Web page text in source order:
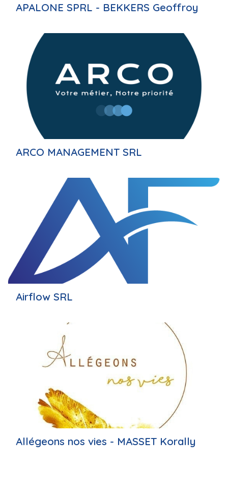
APALONE SPRL - BEKKERS Geoffroy
ARCO MANAGEMENT SRL
Airflow SRL
Allégeons nos vies - MASSET Korally